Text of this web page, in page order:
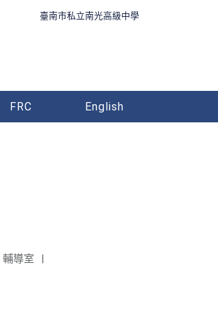
臺南市私立南光高級中學
FRC English
輔導室 |